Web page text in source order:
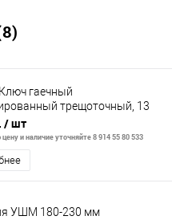
гаечный
трещоточный, 13
/ шт
и наличие уточняйте 8 914 55 80 533
УШМ 180-230 мм